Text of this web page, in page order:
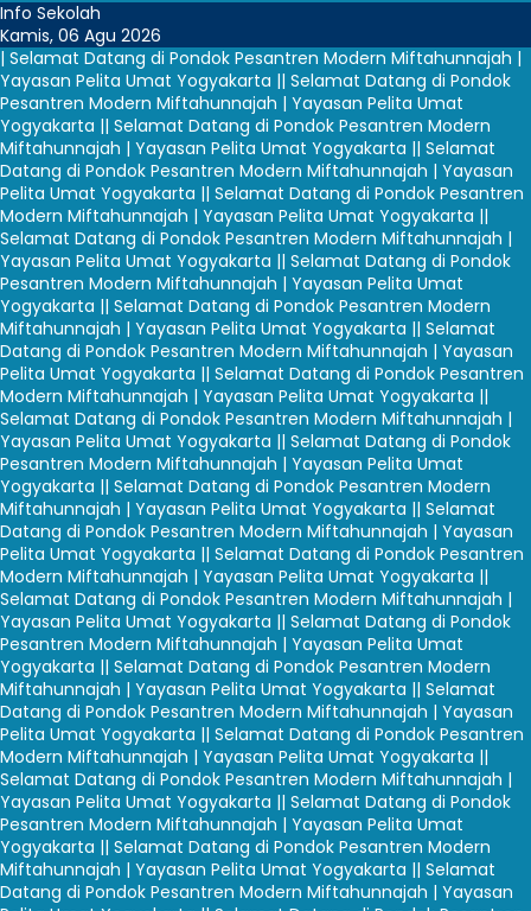
Info Sekolah
Kamis, 06 Agu 2026
| Selamat Datang di Pondok Pesantren Modern Miftahunnajah |
Yayasan Pelita Umat Yogyakarta || Selamat Datang di Pondok
Pesantren Modern Miftahunnajah | Yayasan Pelita Umat
Yogyakarta || Selamat Datang di Pondok Pesantren Modern
Miftahunnajah | Yayasan Pelita Umat Yogyakarta || Selamat
Datang di Pondok Pesantren Modern Miftahunnajah | Yayasan
Pelita Umat Yogyakarta || Selamat Datang di Pondok Pesantren
Modern Miftahunnajah | Yayasan Pelita Umat Yogyakarta ||
Selamat Datang di Pondok Pesantren Modern Miftahunnajah |
Yayasan Pelita Umat Yogyakarta || Selamat Datang di Pondok
Pesantren Modern Miftahunnajah | Yayasan Pelita Umat
Yogyakarta || Selamat Datang di Pondok Pesantren Modern
Miftahunnajah | Yayasan Pelita Umat Yogyakarta || Selamat
Datang di Pondok Pesantren Modern Miftahunnajah | Yayasan
Pelita Umat Yogyakarta || Selamat Datang di Pondok Pesantren
Modern Miftahunnajah | Yayasan Pelita Umat Yogyakarta ||
Selamat Datang di Pondok Pesantren Modern Miftahunnajah |
Yayasan Pelita Umat Yogyakarta || Selamat Datang di Pondok
Pesantren Modern Miftahunnajah | Yayasan Pelita Umat
Yogyakarta || Selamat Datang di Pondok Pesantren Modern
Miftahunnajah | Yayasan Pelita Umat Yogyakarta || Selamat
Datang di Pondok Pesantren Modern Miftahunnajah | Yayasan
Pelita Umat Yogyakarta || Selamat Datang di Pondok Pesantren
Modern Miftahunnajah | Yayasan Pelita Umat Yogyakarta ||
Selamat Datang di Pondok Pesantren Modern Miftahunnajah |
Yayasan Pelita Umat Yogyakarta || Selamat Datang di Pondok
Pesantren Modern Miftahunnajah | Yayasan Pelita Umat
Yogyakarta || Selamat Datang di Pondok Pesantren Modern
Miftahunnajah | Yayasan Pelita Umat Yogyakarta || Selamat
Datang di Pondok Pesantren Modern Miftahunnajah | Yayasan
Pelita Umat Yogyakarta || Selamat Datang di Pondok Pesantren
Modern Miftahunnajah | Yayasan Pelita Umat Yogyakarta ||
Selamat Datang di Pondok Pesantren Modern Miftahunnajah |
Yayasan Pelita Umat Yogyakarta || Selamat Datang di Pondok
Pesantren Modern Miftahunnajah | Yayasan Pelita Umat
Yogyakarta || Selamat Datang di Pondok Pesantren Modern
Miftahunnajah | Yayasan Pelita Umat Yogyakarta || Selamat
Datang di Pondok Pesantren Modern Miftahunnajah | Yayasan